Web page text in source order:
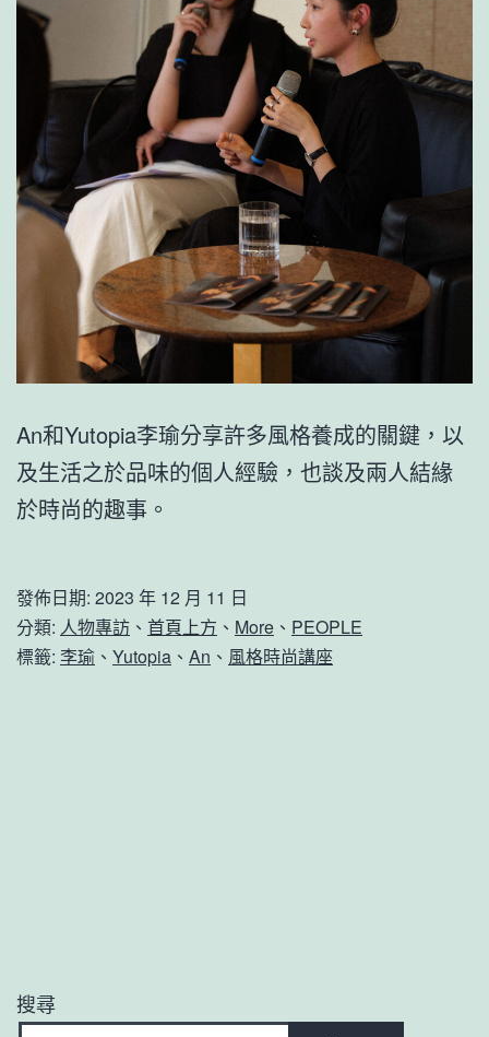
An和Yutopia李瑜分享許多風格養成的關鍵，以
及生活之於品味的個人經驗，也談及兩人結緣
於時尚的趣事。
發佈日期: 2023 年 12 月 11 日
分類: 人物專訪 、 首頁上方 、 More 、 PEOPLE
標籤: 李瑜 、 Yutopia 、 An 、 風格時尚講座
搜尋